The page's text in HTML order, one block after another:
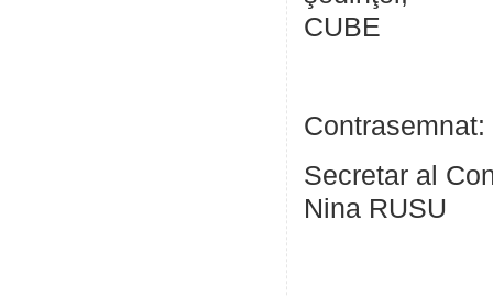
CUBE
Contrasemnat:
Nina RUSU